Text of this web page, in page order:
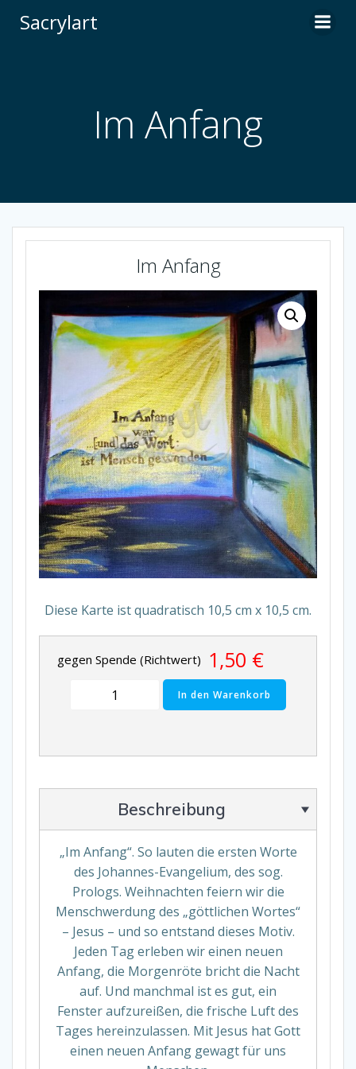
Sacrylart
Im Anfang
Im Anfang
Diese Karte ist quadratisch 10,5 cm x 10,5 cm.
gegen Spende (Richtwert) 1,50 €
m
n
e
n
g
e
In den Warenkorb
Beschreibung
„Im Anfang“. So lauten die ersten Worte
des Johannes-Evangelium, des sog.
Prologs. Weihnachten feiern wir die
Menschwerdung des „göttlichen Wortes“
– Jesus – und so entstand dieses Motiv.
Jeden Tag erleben wir einen neuen
Anfang, die Morgenröte bricht die Nacht
auf. Und manchmal ist es gut, ein
Fenster aufzureißen, die frische Luft des
Tages hereinzulassen. Mit Jesus hat Gott
einen neuen Anfang gewagt für uns